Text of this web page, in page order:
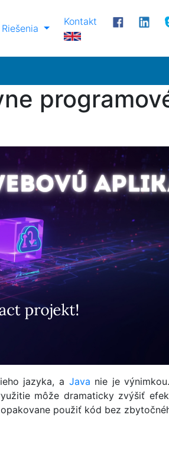
Kontakt
jazyka, a Java nie je
môže dramaticky zvýšiť
použiť kód bez